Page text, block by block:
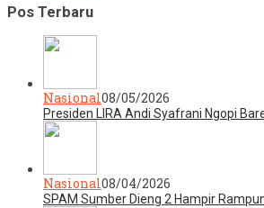
Pos Terbaru
Nasional08/05/2026
Presiden LIRA Andi Syafrani Ngopi
Nasional08/04/2026
SPAM Sumber Dieng 2 Hampir